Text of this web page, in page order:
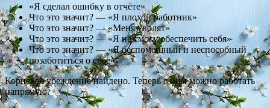
«Я сделал ошибку в отчёте»
Что это значит? — «Я плохой работник»
Что это значит? — «Меня уволят»
Что это значит? — «Я не смогу обеспечить себя»
Что это значит? — «Я беспомощный и неспособный
позаботиться о себе»
Корневое убеждение найдено. Теперь с ним можно работать
напрямую.